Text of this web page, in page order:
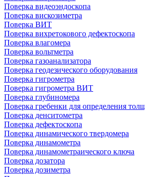
Поверка видеоэндоскопа
Поверка вискозиметра
Поверка ВИТ
Поверка вихретокового дефектоскопа
Поверка влагомера
Поверка вольтметра
Поверка газоанализатора
Поверка геодезического оборудования
Поверка гигрометра
Поверка гигрометра ВИТ
Поверка глубиномера
Поверка гребенки для определения
Поверка денситометра
Поверка дефектоскопа
Поверка динамического твердомера
Поверка динамометра
Поверка динамометраического ключа
Поверка дозатора
Поверка дозиметра